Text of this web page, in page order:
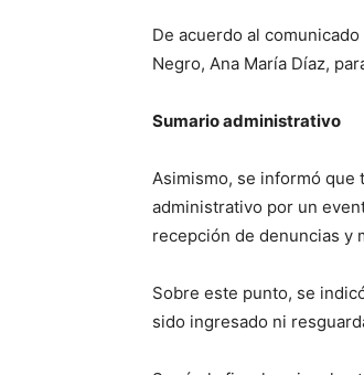
De acuerdo al
Negro, Ana María Díaz,
Sumario administrativo
Asimismo, se informó que
administrativo por un
recepción de denuncias y
Sobre este punto, se
sido ingresado ni